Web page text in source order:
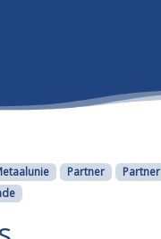
Partner
Partner